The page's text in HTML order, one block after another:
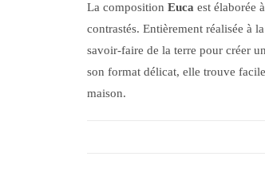
La compositionEucaest élaborée
contrastés. Entièrement réalisée à
savoir-faire de la terre pour créer
son format délicat, elle trouve
maison.